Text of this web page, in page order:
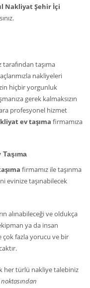
Nakliyat Şehir İçi
tarafından taşıma
nakliyeleri
hiçbir yorgunluk
gerek kalmaksızın
profesyonel hizmet
ev taşıma firmamıza
firmamız ile taşınma
evinize taşınabilecek
alınabileceği ve oldukça
ya da insan
çok fazla yorucu ve bir
her türlü nakliye talebiniz